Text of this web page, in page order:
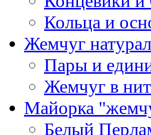
Кольца и
Жемчуг
Пары и
Жемчуг в
Майорка
Белый